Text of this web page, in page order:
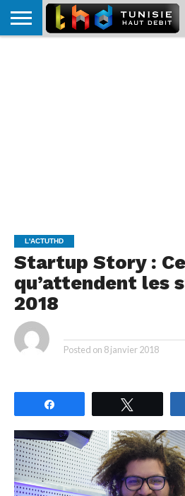
L'ACTUTHD
Startup Story : Ce
qu’attendent les
2018
Posted on 8 janvier 2018